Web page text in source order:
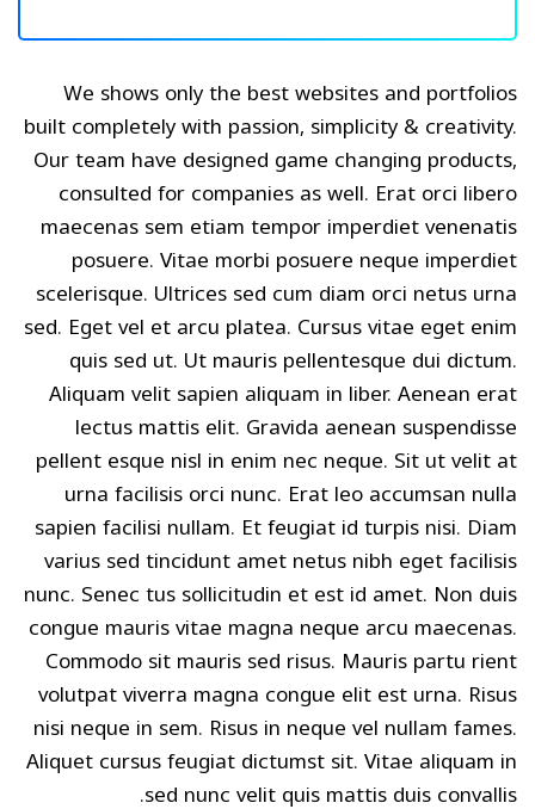
We shows only the best websites and portfolios
built completely with passion, simplicity & creativity.
Our team have designed game changing products,
consulted for companies as well. Erat orci libero
maecenas sem etiam tempor imperdiet venenatis
posuere. Vitae morbi posuere neque imperdiet
scelerisque. Ultrices sed cum diam orci netus urna
sed. Eget vel et arcu platea. Cursus vitae eget enim
quis sed ut. Ut mauris pellentesque dui dictum.
Aliquam velit sapien aliquam in liber. Aenean erat
lectus mattis elit. Gravida aenean suspendisse
pellent esque nisl in enim nec neque. Sit ut velit at
urna facilisis orci nunc. Erat leo accumsan nulla
sapien facilisi nullam. Et feugiat id turpis nisi. Diam
varius sed tincidunt amet netus nibh eget facilisis
nunc. Senec tus sollicitudin et est id amet. Non duis
congue mauris vitae magna neque arcu maecenas.
Commodo sit mauris sed risus. Mauris partu rient
volutpat viverra magna congue elit est urna. Risus
nisi neque in sem. Risus in neque vel nullam fames.
Aliquet cursus feugiat dictumst sit. Vitae aliquam in
sed nunc velit quis mattis duis convallis.